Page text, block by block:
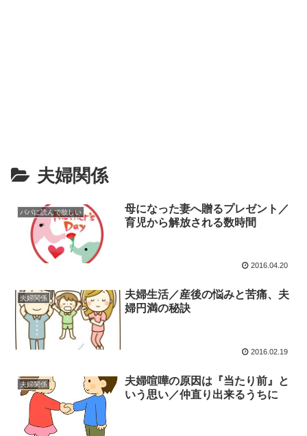
夫婦関係
パパに読んで欲しい
母になった妻へ贈るプレゼント／
育児から解放される数時間
2016.04.20
夫婦関係
夫婦生活／産後の悩みと苦痛、夫
婦円満の秘訣
2016.02.19
夫婦関係
夫婦喧嘩の原因は『当たり前』と
いう思い／仲直り出来るうちに